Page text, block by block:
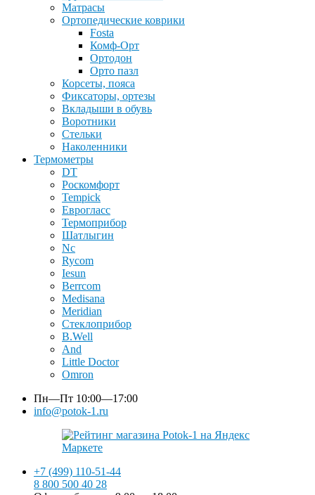
Матрасы
Ортопедические коврики
Fosta
Комф-Орт
Ортодон
Орто пазл
Корсеты, пояса
Фиксаторы, ортезы
Вкладыши в обувь
Воротники
Стельки
Наколенники
Термометры
DT
Роскомфорт
Tempick
Еврогласс
Термоприбор
Шатлыгин
Nc
Rycom
Iesun
Berrcom
Medisana
Meridian
Стеклоприбор
B.Well
And
Little Doctor
Omron
Пн—Пт 10:00—17:00
info@potok-1.ru
+7 (499) 110-51-44
8 800 500 40 28